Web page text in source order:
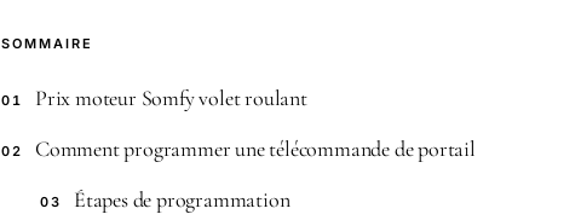
SOMMAIRE
01 Prix moteur Somfy volet roulant
02 Comment programmer une télécommande de portail
03 Étapes de programmation